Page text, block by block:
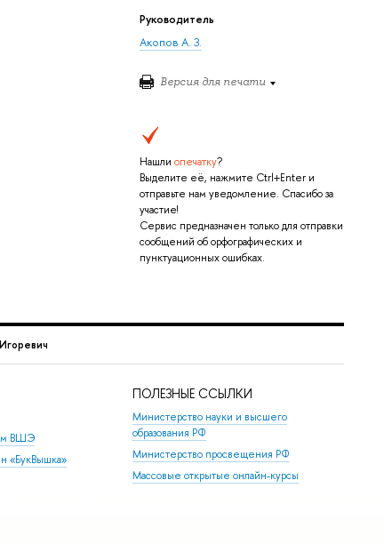
Руководитель
Акопов А. З.
Версия для печати
Нашли опечатку?
Выделите её, нажмите Ctrl+Enter и
отправьте нам уведомление. Спасибо за
участие!
Сервис предназначен только для отправки
сообщений об орфографических и
пунктуационных ошибках.
ВШЭ
«БукВышка»
ПОЛЕЗНЫЕ ССЫЛКИ
Министерство науки и высшего
образования РФ
Министерство просвещения РФ
Массовые открытые онлайн-курсы